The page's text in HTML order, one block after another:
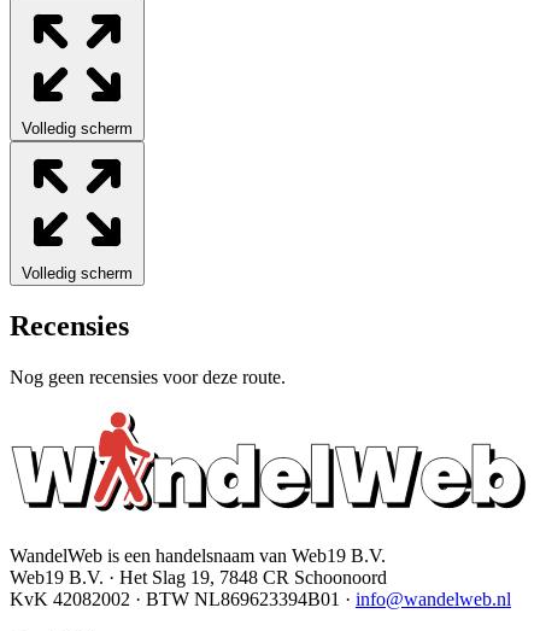
Volledig scherm
Volledig scherm
Recensies
Nog geen recensies voor deze route.
WandelWeb is een handelsnaam van Web19 B.V.
Web19 B.V. · Het Slag 19, 7848 CR Schoonoord
KvK 42082002 · BTW NL869623394B01 · info@wandelweb.nl